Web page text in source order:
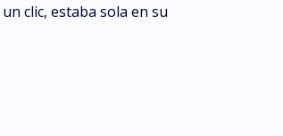
clic, estaba sola en su